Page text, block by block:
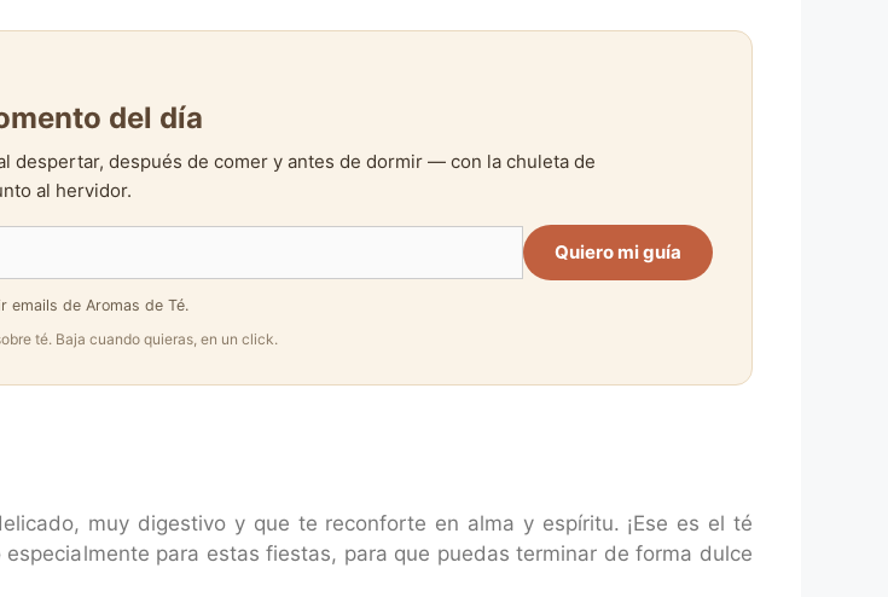
del día
despertar, después de comer y antes de dormir — con la chuleta de
al hervidor.
Quiero mi guía
emails de Aromas de Té.
té. Baja cuando quieras, en un click.
muy digestivo y que te reconforte en alma y espíritu. ¡Ese es el té
para estas fiestas, para que puedas terminar de forma dulce